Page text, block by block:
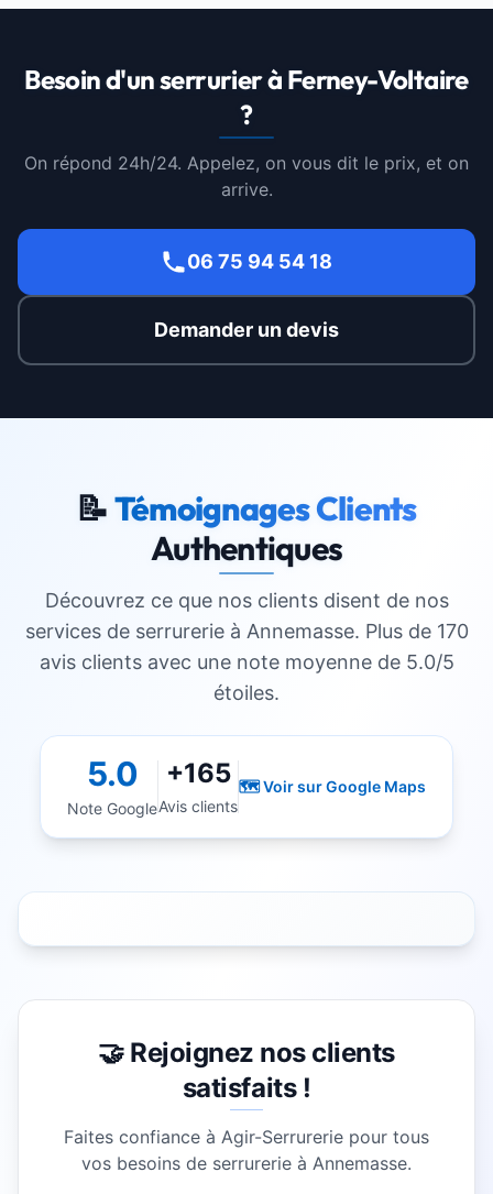
Besoin d'un serrurier à Ferney-Voltaire
?
On répond 24h/24. Appelez, on vous dit le prix, et on
arrive.
06 75 94 54 18
Demander un devis
📝Témoignages Clients
Authentiques
Découvrez ce que nos clients disent de nos
services de serrurerie à Annemasse. Plus de 170
avis clients avec une note moyenne de 5.0/5
étoiles.
5.0
Note Google
+165
Avis clients
🗺️ Voir sur Google Maps
🤝 Rejoignez nos clients
satisfaits !
Faites confiance à Agir-Serrurerie pour tous
vos besoins de serrurerie à Annemasse.